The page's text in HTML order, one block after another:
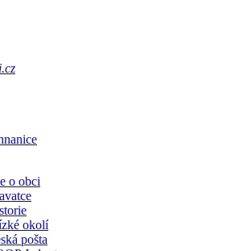
o obci
okolí
pošta